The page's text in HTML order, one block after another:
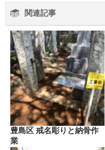
関連記事
豊島区 戒名彫りと納骨作
業